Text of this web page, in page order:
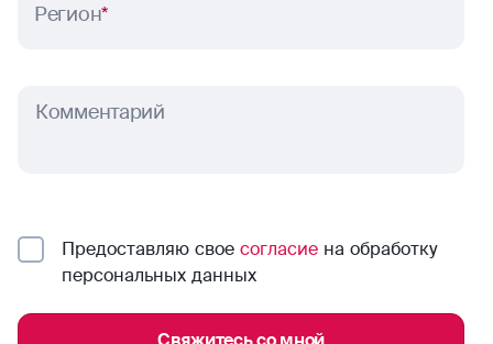
Регион*
Комментарий
Предоставляю свое согласие на обработку
персональных данных